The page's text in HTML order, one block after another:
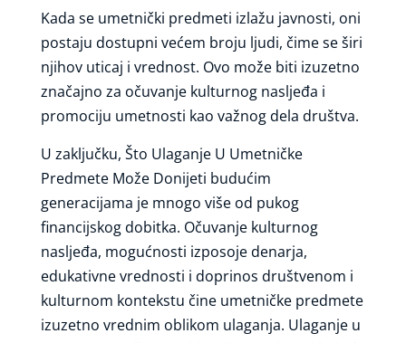
Kada se umetnički predmeti izlažu javnosti, oni
postaju dostupni većem broju ljudi, čime se širi
njihov uticaj i vrednost. Ovo može biti izuzetno
značajno za očuvanje kulturnog nasljeđa i
promociju umetnosti kao važnog dela društva.
U zaključku, Što Ulaganje U Umetničke
Predmete Može Donijeti budućim
generacijama je mnogo više od pukog
financijskog dobitka. Očuvanje kulturnog
nasljeđa, mogućnosti izposoje denarja,
edukativne vrednosti i doprinos društvenom i
kulturnom kontekstu čine umetničke predmete
izuzetno vrednim oblikom ulaganja. Ulaganje u